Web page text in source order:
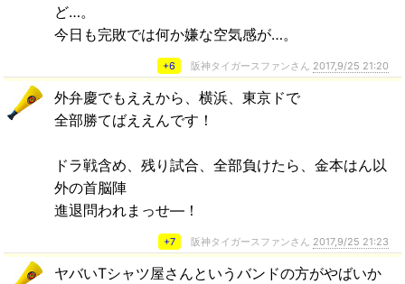
ど…。
今日も完敗では何か嫌な空気感が…。
+6 阪神タイガースファンさん 2017,9/25 21:20
外弁慶でもええから、横浜、東京ドで
全部勝てばええんです！
ドラ戦含め、残り試合、全部負けたら、金本はん以
外の首脳陣
進退問われまっせ―！
+7 阪神タイガースファンさん 2017,9/25 21:23
ヤバいTシャツ屋さんというバンドの方がやばいか